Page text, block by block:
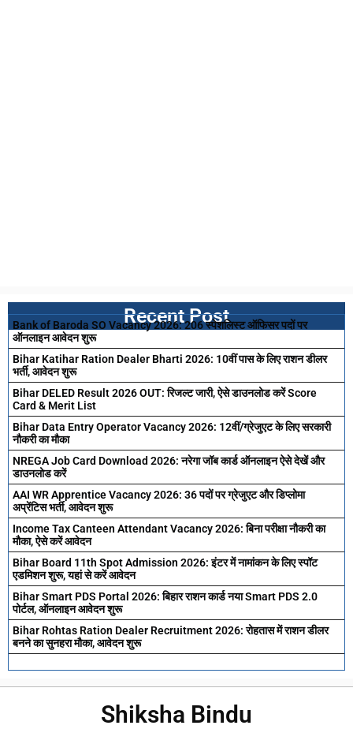
Recent Post
Bank of Baroda SO Vacancy 2026: 206 स्पेशलिस्ट ऑफिसर पदों पर
ऑनलाइन आवेदन शुरू
Bihar Katihar Ration Dealer Bharti 2026: 10वीं पास के लिए राशन डीलर
भर्ती, आवेदन शुरू
Bihar DELED Result 2026 OUT: रिजल्ट जारी, ऐसे डाउनलोड करें Score
Card & Merit List
Bihar Data Entry Operator Vacancy 2026: 12वीं/ग्रेजुएट के लिए सरकारी
नौकरी का मौका
NREGA Job Card Download 2026: नरेगा जॉब कार्ड ऑनलाइन ऐसे देखें और
डाउनलोड करें
AAI WR Apprentice Vacancy 2026: 36 पदों पर ग्रेजुएट और डिप्लोमा
अप्रेंटिस भर्ती, आवेदन शुरू
Income Tax Canteen Attendant Vacancy 2026: बिना परीक्षा नौकरी का
मौका, ऐसे करें आवेदन
Bihar Board 11th Spot Admission 2026: इंटर में नामांकन के लिए स्पॉट
एडमिशन शुरू, यहां से करें आवेदन
Bihar Smart PDS Portal 2026: बिहार राशन कार्ड नया Smart PDS 2.0
पोर्टल, ऑनलाइन आवेदन शुरू
Bihar Rohtas Ration Dealer Recruitment 2026: रोहतास में राशन डीलर
बनने का सुनहरा मौका, आवेदन शुरू
Shiksha Bindu